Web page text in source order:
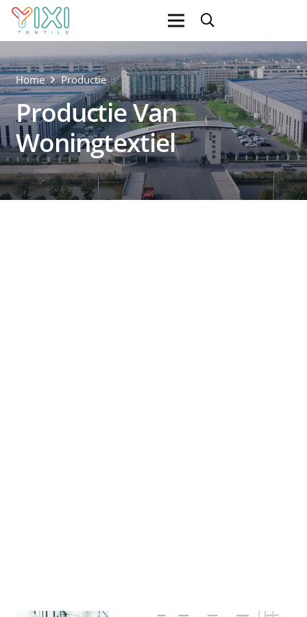
Home Productie
Productie Van
Woningtextiel